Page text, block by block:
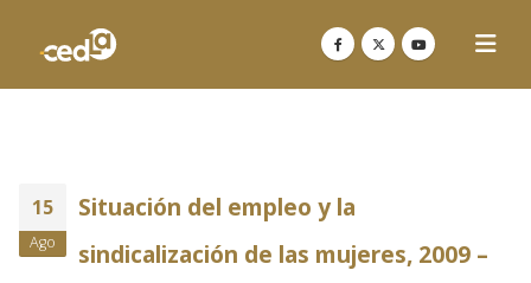
15
Ago
Situación del empleo y la
sindicalización de las mujeres, 2009 –